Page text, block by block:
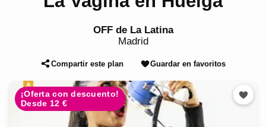
OFF de La Latina
Madrid
Compartir este plan Guardar en favoritos
¡Oferta con descuento!
Desde 12 €